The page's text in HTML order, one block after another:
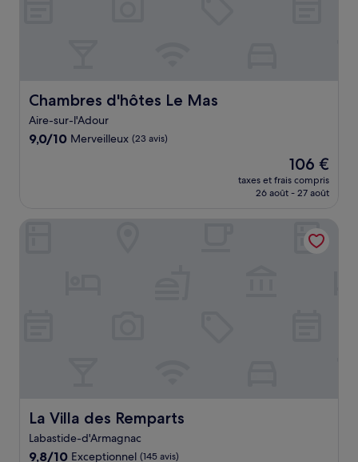
Chambres d'hôtes Le Mas
Chambres d'hôtes Le Mas
Aire-sur-l'Adour
9.0
9,0/10 Merveilleux (23 avis)
Le
nouveau
prix
de
106 €
106 €
taxes et frais compris
26 août - 27 août
La Villa des Remparts
La Villa des Remparts
Labastide-d'Armagnac
9.8
9,8/10 Exceptionnel (145 avis)